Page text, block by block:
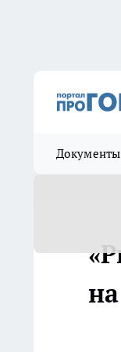
Документы